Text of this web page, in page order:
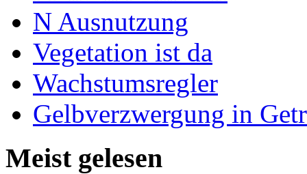
N Ausnutzung
Vegetation ist da
Wachstumsregler
Gelbverzwergung in
Meist gelesen